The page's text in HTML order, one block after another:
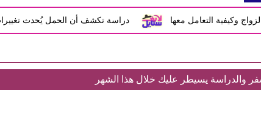
دراسة تكشف أن الحمل يُحدث تغييرات التعامل معها
والدراسة يسيطر عليك خلال هذا الشهر